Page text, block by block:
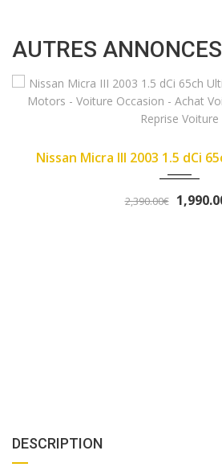
AUTRES ANNONCES
III 2003 1.5 dCi 65ch Ultimate Pack
1,990.00€
DESCRIPTION